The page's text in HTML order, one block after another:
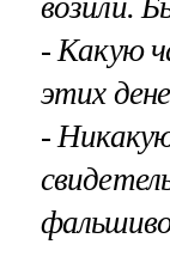
- Какую
этих
-